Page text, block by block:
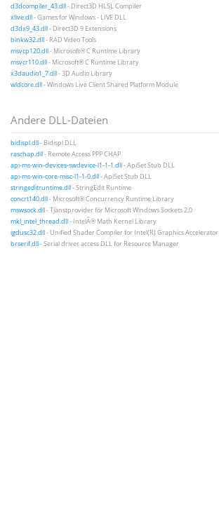
d3dcompiler_43.dll- Direct3D HLSL Compiler
xlive.dll- Games for Windows - LIVE DLL
d3dx9_43.dll- Direct3D 9 Extensions
binkw32.dll- RAD Video Tools
msvcp120.dll- Microsoft® C Runtime Library
msvcr110.dll- Microsoft® C Runtime Library
x3daudio1_7.dll- 3D Audio Library
wldcore.dll- Windows Live Client Shared Platform Module
Andere DLL-Dateien
bidispl.dll- Bidispl DLL
raschap.dll- Remote Access PPP CHAP
api-ms-win-devices-swdevice-l1-1-1.dll- ApiSet Stub DLL
api-ms-win-core-misc-l1-1-0.dll- ApiSet Stub DLL
stringeditruntime.dll- StringEdit Runtime
concrt140.dll- Microsoft® Concurrency Runtime Library
mswsock.dll- Tjänstprovider för Microsoft Windows Sockets 2.0
mkl_intel_thread.dll- IntelÂ® Math Kernel Library
igdusc32.dll- Unified Shader Compiler for Intel(R) Graphics Accelerator
brserif.dll- Serial driver access DLL for Resource Manager